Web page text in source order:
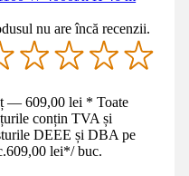
nu are încă recenzii.
— 609,00 lei * Toate
conțin TVA și
DEEE și DBA pe
609,00 lei*/ buc.